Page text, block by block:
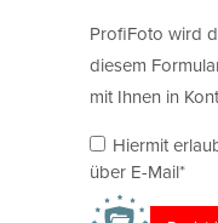
ProfiFoto wird
diesem
mit Ihnen in
Hiermit
über E-Mail*